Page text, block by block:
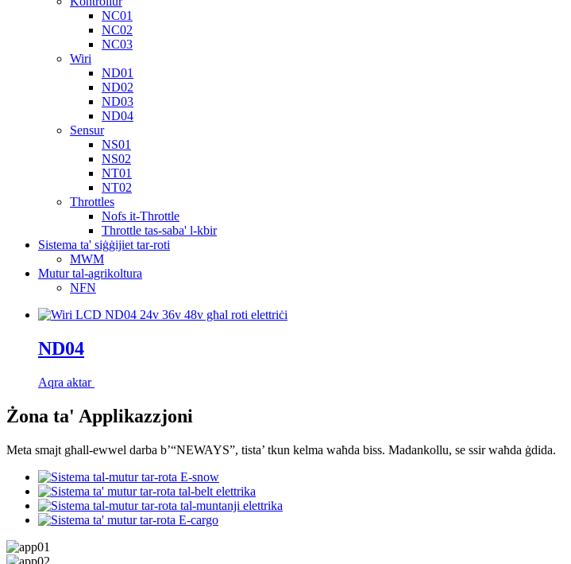
NC01
NC02
NC03
Wiri
ND01
ND02
ND03
ND04
Sensur
NS01
NS02
NT01
NT02
Throttles
Nofs it-Throttle
Throttle tas-saba' l-kbir
Sistema ta' siġġijiet tar-roti
MWM
Mutur tal-agrikoltura
NFN
ND04
Aqra aktar
Żona ta' Applikazzjoni
Meta smajt għall-ewwel darba b’“NEWAYS”, tista’ tkun kelma waħda biss. Madankollu, se ssir waħda ġdida.